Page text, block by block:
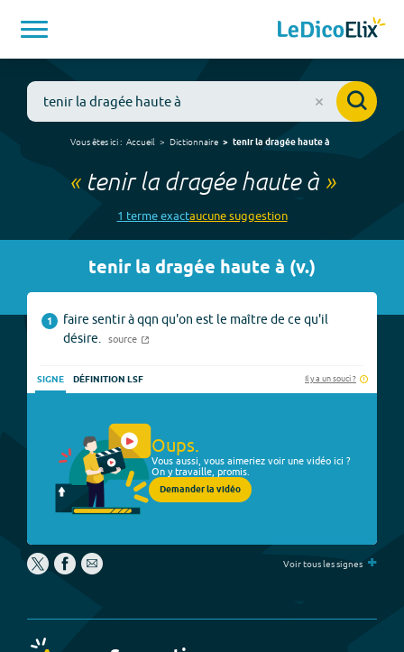
Vous êtes ici : Accueil Dictionnaire tenir la dragée haute à
« tenir la dragée haute à»
1 termeexactaucunesuggestion
tenir la dragée haute à (v.)
1
faire sentir à qqn qu'on est le maître de ce qu'il
désire.
source
SIGNE DÉFINITION LSF Il y a un souci ?
Oups.
Vous aussi, vous aimeriez voir une vidéo ici ?
On y travaille, promis.
Demander la vidéo
Voir tous les signes +